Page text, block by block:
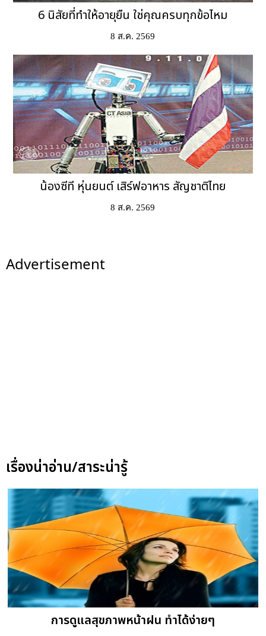
6 นิสัยที่ทำให้อายุยืน ใช่คุณครบทุกข้อไหม
8 ส.ค. 2569
น้องซีที หุ่นยนต์ เสิร์ฟอาหาร สัญชาติไทย
8 ส.ค. 2569
Advertisement
เรื่องน่าอ่าน/สาระน่ารู้
การดูแลสุขภาพหน้าฝน ทำได้ง่ายๆ